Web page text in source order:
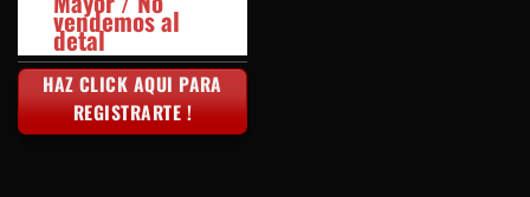
vendemos al
detal
HAZ CLICK AQUI PARA
REGISTRARTE !